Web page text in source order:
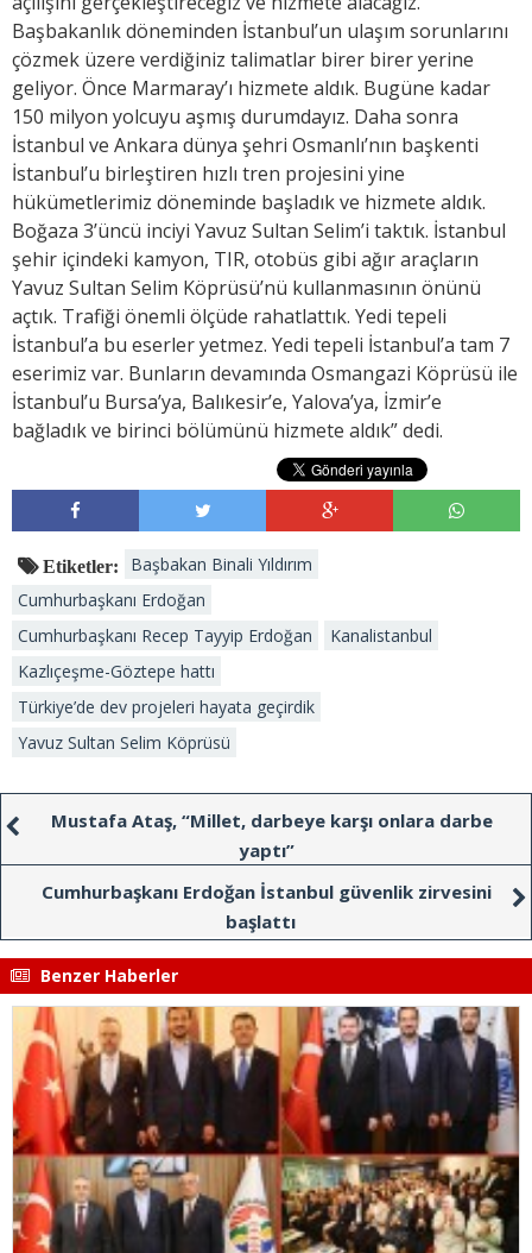
Başbakanlık döneminden İstanbul’un ulaşım sorunlarını
çözmek üzere verdiğiniz talimatlar birer birer yerine
geliyor. Önce Marmaray’ı hizmete aldık. Bugüne kadar
150 milyon yolcuyu aşmış durumdayız. Daha sonra
İstanbul ve Ankara dünya şehri Osmanlı’nın başkenti
İstanbul’u birleştiren hızlı tren projesini yine
hükümetlerimiz döneminde başladık ve hizmete aldık.
Boğaza 3’üncü inciyi Yavuz Sultan Selim’i taktık. İstanbul
şehir içindeki kamyon, TIR, otobüs gibi ağır araçların
Yavuz Sultan Selim Köprüsü’nü kullanmasının önünü
açtık. Trafiği önemli ölçüde rahatlattık. Yedi tepeli
İstanbul’a bu eserler yetmez. Yedi tepeli İstanbul’a tam 7
eserimiz var. Bunların devamında Osmangazi Köprüsü ile
İstanbul’u Bursa’ya, Balıkesir’e, Yalova’ya, İzmir’e
bağladık ve birinci bölümünü hizmete aldık” dedi.
Etiketler:
Başbakan Binali Yıldırım
Cumhurbaşkanı Erdoğan
Cumhurbaşkanı Recep Tayyip Erdoğan
Kanalistanbul
Kazlıçeşme-Göztepe hattı
Türkiye’de dev projeleri hayata geçirdik
Yavuz Sultan Selim Köprüsü
Mustafa Ataş, “Millet, darbeye karşı onlara darbe
yaptı”
Cumhurbaşkanı Erdoğan İstanbul güvenlik zirvesini
başlattı
Benzer Haberler